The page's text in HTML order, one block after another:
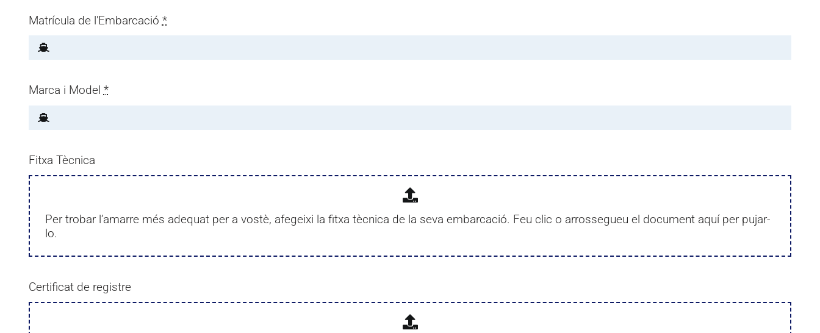
Matrícula de l'Embarcació *
Marca i Model *
Fitxa Tècnica
Per trobar l’amarre més adequat per a vostè, afegeixi la fitxa tècnica de la seva embarcació. Feu clic o arrossegueu el document aquí per pujar-
lo.
Certificat de registre